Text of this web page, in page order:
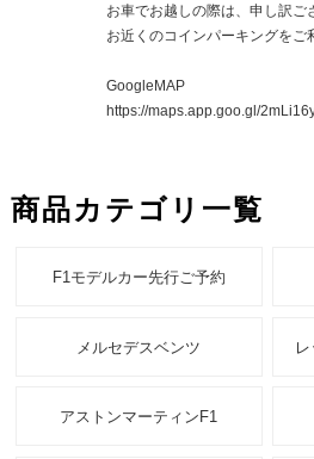
お車でお越しの際は、申し訳ご
お近くのコインパーキングをご
GoogleMAP
https://maps.app.goo.gl/
商品カテゴリ一覧
F1モデルカー先行ご予約
メルセデスベンツ
アストンマーティンF1